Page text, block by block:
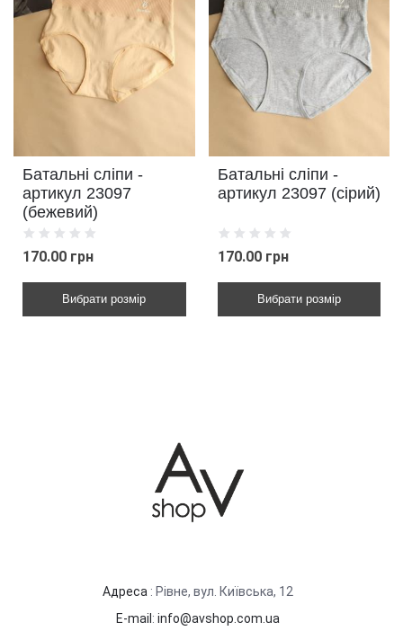
Батальні сліпи -
артикул 23097
(бежевий)
170.00 грн
Вибрати розмір
Батальні сліпи -
артикул 23097 (сірий)
170.00 грн
Вибрати розмір
Адреса : Рівне, вул. Київська, 12
E-mail: info@avshop.com.ua